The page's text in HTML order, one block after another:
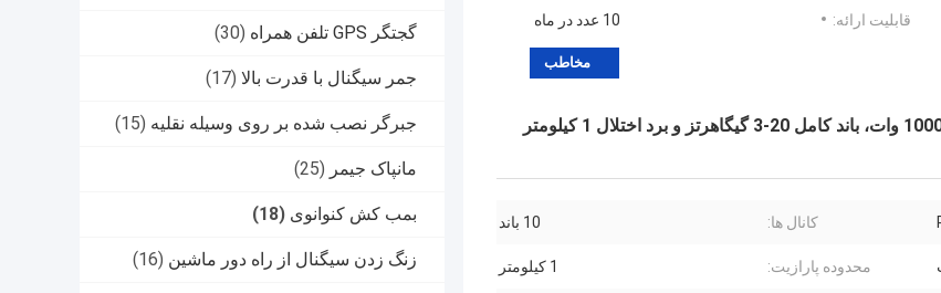
گجتگر GPS تلفن همراه (30)
جمر سیگنال با قدرت بالا (17)
جبرگر نصب شده بر روی وسیله نقلیه (15)
مانپاک جیمر (25)
بمب کش کنوانوی (18)
زنگ زدن سیگنال از راه دور ماشین (16)
قابلیت ارائه:
10 عدد در ماه
مخاطب
کانال ها: 10 باند
محدوده پارازیت: 1 کیلومتر